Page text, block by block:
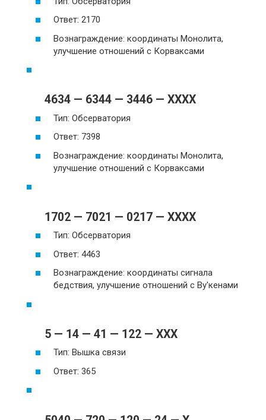
Ответ: 2170
Вознаграждение: координаты Монолита,
улучшение отношений с Корваксами
4634 — 6344 — 3446 — XXXX
Тип: Обсерватория
Ответ: 7398
Вознаграждение: координаты Монолита,
улучшение отношений с Корваксами
1702 — 7021 — 0217 — XXXX
Тип: Обсерватория
Ответ: 4463
Вознаграждение: координаты сигнала
бедствия, улучшение отношений с Ву'кенами
5 — 14 — 41 — 122 — XXX
Тип: Вышка связи
Ответ: 365